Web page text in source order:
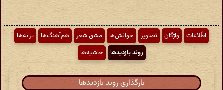
اطّلاعات واژگان تصاویر خوانش‌ها مشق شعر هم‌آهنگ‌ها
ترانه‌ها
روند بازدیدها
حاشیه‌ها
بارگذاری روند بازدیدها